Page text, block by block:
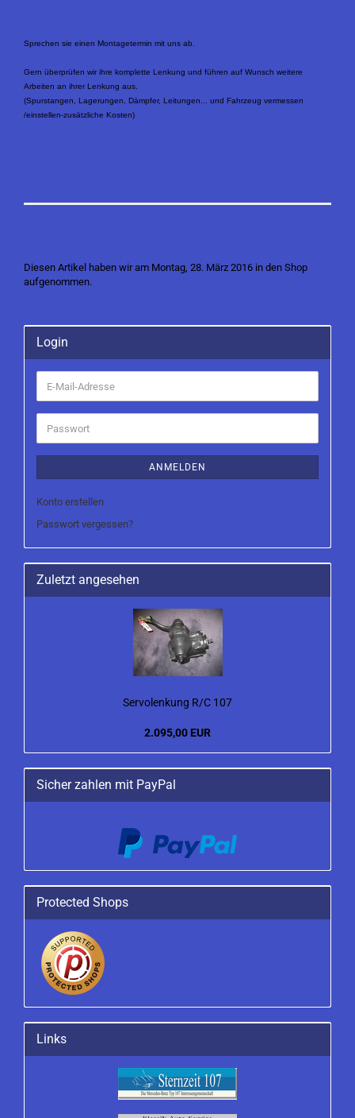
Sprechen sie einen Montagetermin mit uns ab.
Gern überprüfen wir ihre komplette Lenkung und führen auf Wunsch weitere
Arbeiten an ihrer Lenkung aus.
(Spurstangen, Lagerungen, Dämpfer, Leitungen... und Fahrzeug vermessen
/einstellen-zusätzliche Kosten)
Diesen Artikel haben wir am Montag, 28. März 2016 in den Shop
aufgenommen.
Login
E-
Mail-
Adresse
Passwort
ANMELDEN
Konto erstellen
Passwort vergessen?
Zuletzt angesehen
Servolenkung R/C 107
2.095,00 EUR
Sicher zahlen mit PayPal
Protected Shops
Links